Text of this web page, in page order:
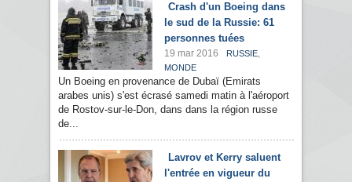
Crash d'un Boeing dans
le sud de la Russie: 61
personnes tuées
19 mar 2016 RUSSIE,
MONDE
Un Boeing en provenance de Dubaï (Emirats
arabes unis) s'est écrasé samedi matin à l'aéroport
de Rostov-sur-le-Don, dans dans la région russe
de...
Lavrov et Kerry saluent
l'entrée en vigueur du